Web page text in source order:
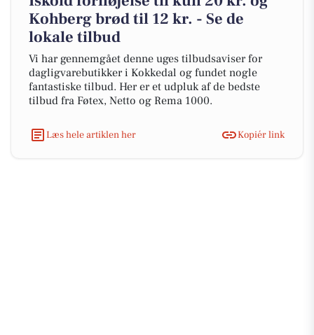
Kohberg brød til 12 kr. - Se de
lokale tilbud
Vi har gennemgået denne uges tilbudsaviser for
dagligvarebutikker i Kokkedal og fundet nogle
fantastiske tilbud. Her er et udpluk af de bedste
tilbud fra Føtex, Netto og Rema 1000.
Læs hele artiklen her Kopiér link